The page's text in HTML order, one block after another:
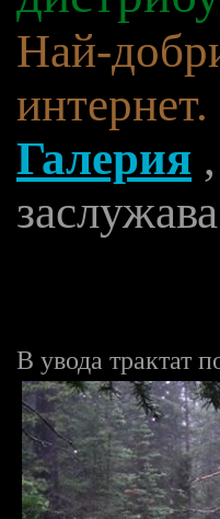
Най-
интернет.
Галерия
В увода трактат